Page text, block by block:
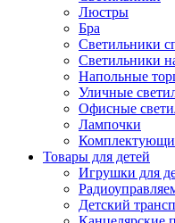
Люстры
Бра
Светильники
Светильники
Напольные
Уличные
Офисные
Лампочки
Товары для детей
Игрушки для
Детский